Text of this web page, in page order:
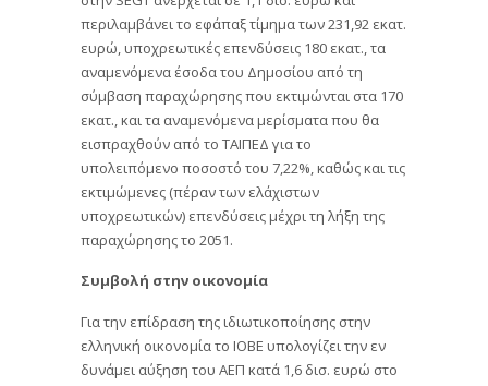
περιλαμβάνει το εφάπαξ τίμημα των 231,92 εκατ.
ευρώ, υποχρεωτικές επενδύσεις 180 εκατ., τα
αναμενόμενα έσοδα του Δημοσίου από τη
σύμβαση παραχώρησης που εκτιμώνται στα 170
εκατ., και τα αναμενόμενα μερίσματα που θα
εισπραχθούν από το ΤΑΙΠΕΔ για το
υπολειπόμενο ποσοστό του 7,22%, καθώς και τις
εκτιμώμενες (πέραν των ελάχιστων
υποχρεωτικών) επενδύσεις μέχρι τη λήξη της
παραχώρησης το 2051.
Συμβολή στην οικονομία
Για την επίδραση της ιδιωτικοποίησης στην
ελληνική οικονομία το ΙΟΒΕ υπολογίζει την εν
δυνάμει αύξηση του ΑΕΠ κατά 1,6 δισ. ευρώ στο